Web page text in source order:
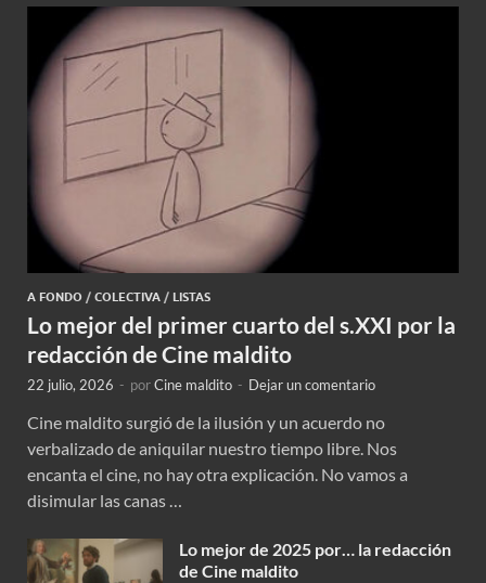
A FONDO / COLECTIVA / LISTAS
Lo mejor del primer cuarto del s.XXI por la
redacción de Cine maldito
22 julio, 2026 - porCine maldito - Dejar un comentario
Cine maldito surgió de la ilusión y un acuerdo no
verbalizado de aniquilar nuestro tiempo libre. Nos
encanta el cine, no hay otra explicación. No vamos a
disimular las canas …
Lo mejor de 2025 por… la redacción
de Cine maldito